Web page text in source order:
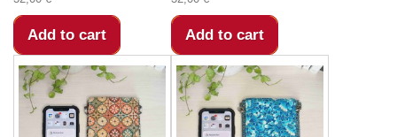
Add to cart Add to cart